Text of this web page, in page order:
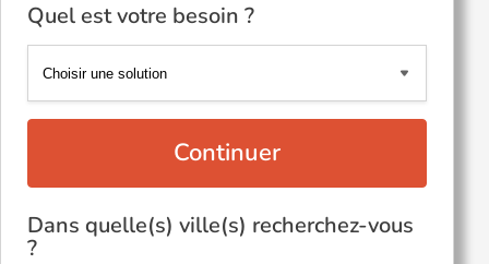
Quel est votre besoin ?
Continuer
Dans quelle(s) ville(s) recherchez-vous
?